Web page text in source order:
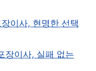
이사, 현명한 선택
장이사, 실패 없는